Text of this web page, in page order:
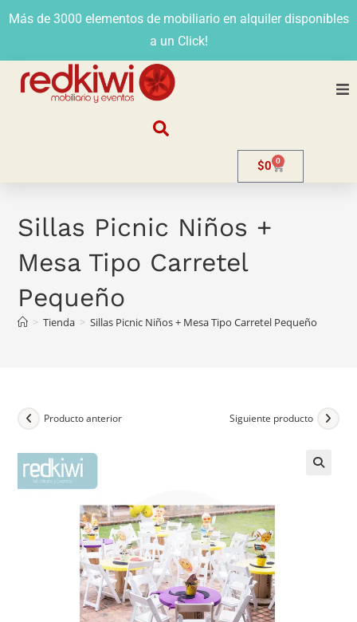
Más de 3000 elementos de mobiliario en alquiler disponibles
a un Click!
Venta
$0 0
Sillas Picnic Niños +
Mesa Tipo Carretel
Pequeño
> Tienda > Sillas Picnic Niños + Mesa Tipo Carretel Pequeño
Producto anterior Siguiente producto